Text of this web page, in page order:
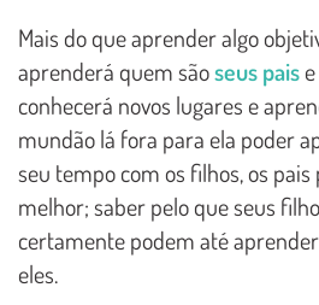
Mais do que aprender algo
aprenderá quem sãoseus pais
conhecerá novos lugares e
mundão lá fora para ela poder
seu tempo com os filhos, os
melhor; saber pelo que seus
certamente podem até
eles.